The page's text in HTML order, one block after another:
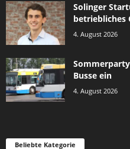
Solinger
betriebliches
4. August 2026
Busse ein
4. August 2026
Beliebte Kategorie